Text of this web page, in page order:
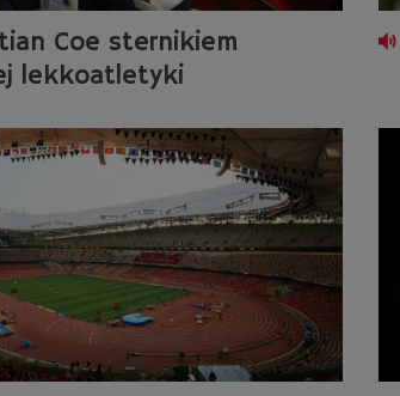
Coe sternikiem
lekkoatletyki